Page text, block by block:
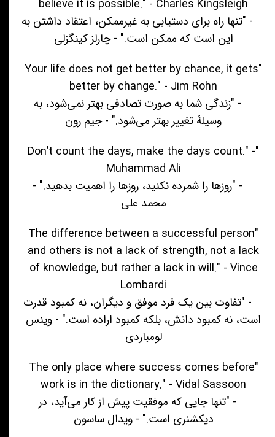
believe it is possible." - Charles Kingsleigh
- "تنها راه برای دستیابی به غیرممکن، اعتقاد داشتن به
این است که ممکن است." - چارلز کینگزلی
"Your life does not get better by chance, it gets
better by change." - Jim Rohn
- "زندگی شما به صورت تصادفی بهتر نمی‌شود، به
وسیلهٔ تغییر بهتر می‌شود." - جیم رون
"Don’t count the days, make the days count." -
Muhammad Ali
- "روزها را شمرده نکنید، روزها را اهمیت بدهید." -
محمد علی
"The difference between a successful person
and others is not a lack of strength, not a lack
of knowledge, but rather a lack in will." - Vince
Lombardi
- "تفاوت بین یک فرد موفق و دیگران، نه کمبود قدرت
است، نه کمبود دانش، بلکه کمبود اراده است." - وینس
لومباردی
"The only place where success comes before
work is in the dictionary." - Vidal Sassoon
- "تنها جایی که موفقیت پیش از کار می‌آید، در
دیکشنری است." - ویدال ساسون